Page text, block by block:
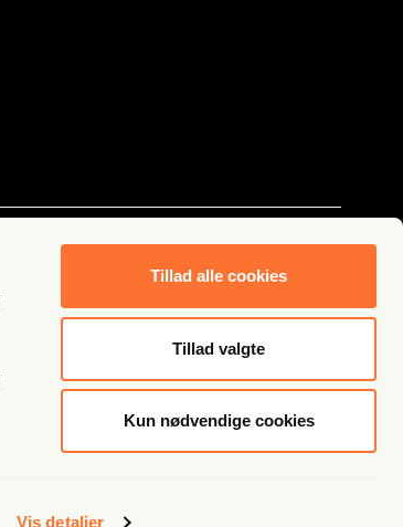
Vis detaljer
Tillad alle cookies
Tillad valgte
Kun nødvendige cookies
Følg os